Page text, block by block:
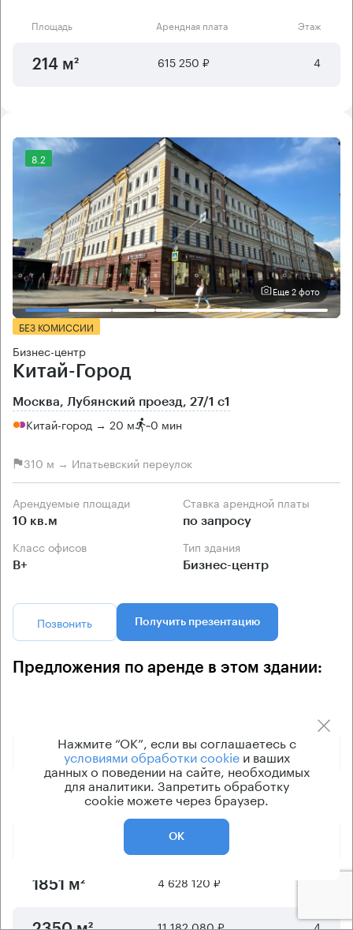
Площадь Арендная плата Этаж
214 м² 615 250 ₽ 4
8.2
Еще 2 фото
БЕЗ КОМИССИИ
Бизнес-центр
Китай-Город
Москва, Лубянский проезд, 27/1 с1
Китай-город → 20 м ~0 мин
310 м → Ипатьевский переулок
Арендуемые площади
10 кв.м
Ставка арендной платы
по запросу
Класс офисов
B+
Тип здания
Бизнес-центр
Позвонить Получить презентацию
Предложения по аренде в этом здании:
215 м² 895 400 ₽
713 м² 1 069 500 ₽
7 137 500 ₽
1851 м² 4 628 120 ₽ 3 - 5
11 182 080 ₽ 4
Нажмите “ОК”, если вы соглашаетесь с
условиями обработки cookieи ваших
данных о поведении на сайте, необходимых
для аналитики. Запретить обработку
cookie можете через браузер.
ОК